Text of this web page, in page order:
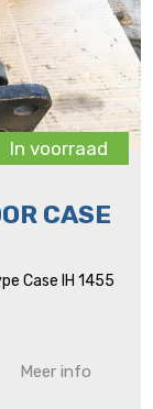
In voorraad
CASE
Case IH 1455
Meer info